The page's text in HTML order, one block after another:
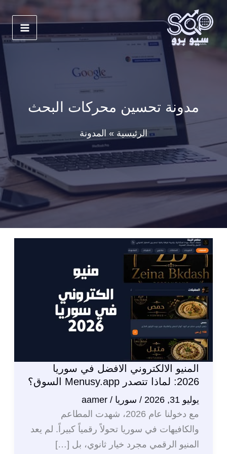
المحتوى
مدونة تحسين محركات البحث
الرئيسية المدونة
المنيو الالكتروني الافضل في سوريا
2026: لماذا تتصدر Menusy.app السوق؟
يوليو 31, 2026 / سوريا /
aamer
مع دخولنا عام 2026، شهدت المطاعم
والكافيهات في سوريا تحولاً رقمياً كبيراً. لم يعد
المنيو الرقمي مجرد خيار ثانوي، بل […]